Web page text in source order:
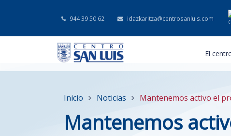
944 39 50 62 idazkaritza@centrosanluis.com
El
Inicio Noticias Mantenemos activo el
Mantenemos